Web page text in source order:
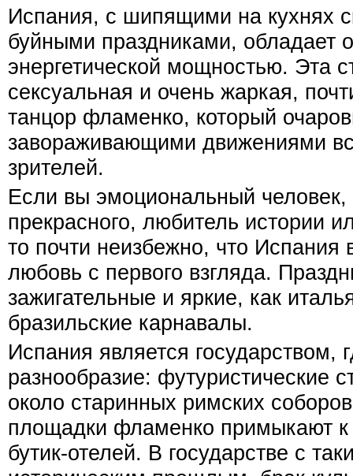
Испания, с шипящими на кухнях
буйными праздниками, обладает
энергетической мощностью. Эта
сексуальная и очень жаркая,
танцор фламенко, который
завораживающими движениями
зрителей.
Если вы эмоциональный человек,
прекрасного, любитель истории
то почти неизбежно, что
любовь с первого взгляда.
зажигательные и яркие, как
бразильские карнавалы.
Испания является государством,
разнообразие: футуристические
около старинных римских
площадки фламенко примыкают к
бутик-отелей. В государстве с